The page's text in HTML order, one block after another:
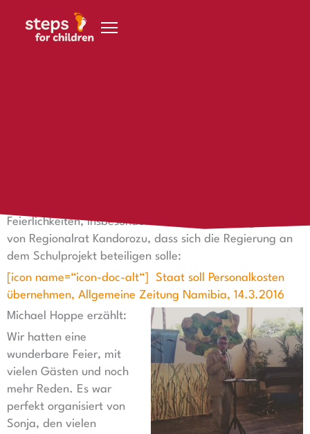
Feierlichkeiten, insbesondere über die Anregung
von Regionalrat Kandorozu, dass sich die Regierung an
dem Schulprojekt beteiligen solle:
[icon name=“icon-doc-alt“] Staat soll Personalkosten
übernehmen, Allgemeine Zeitung Namibia, 14.3.2016
Michael Hoppe erzählt:
Wir hatten eine
wunderbare Feier, mit
vielen Gästen und noch
mehr Reden. Es war
perfekt organisiert von
Sonja, den vielen